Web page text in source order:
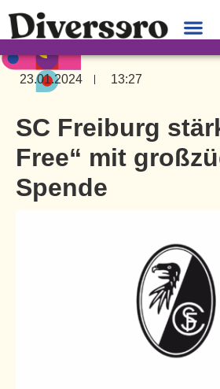
23.01.2024 13:27
SC Freiburg
Free“ mit
Spende